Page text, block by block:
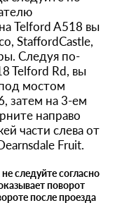
Telford A518 вы
StaffordCastle,
Следуя по-
Telford Rd, вы
мостом
затем на 3-ем
направо
части слева от
Fruit.
следуйте согласно
поворот
после проезда